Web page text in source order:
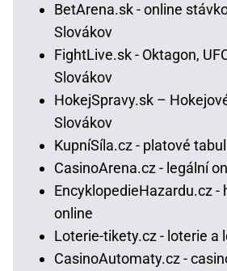
BetArena.sk - online
Slovákov
FightLive.sk - Oktagon,
Slovákov
HokejSpravy.sk –
Slovákov
KupníSíla.cz - platové
CasinoArena.cz - legální
EncyklopedieHazardu.cz -
online
Loterie-tikety.cz - loterie a
CasinoAutomaty.cz -